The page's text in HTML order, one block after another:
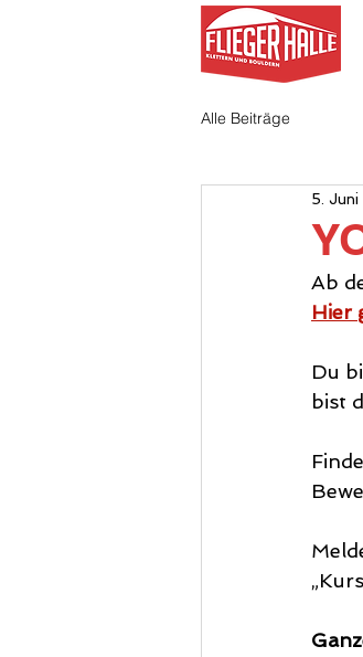
Alle Beiträge
5.
Ab
Hier
Du
bist